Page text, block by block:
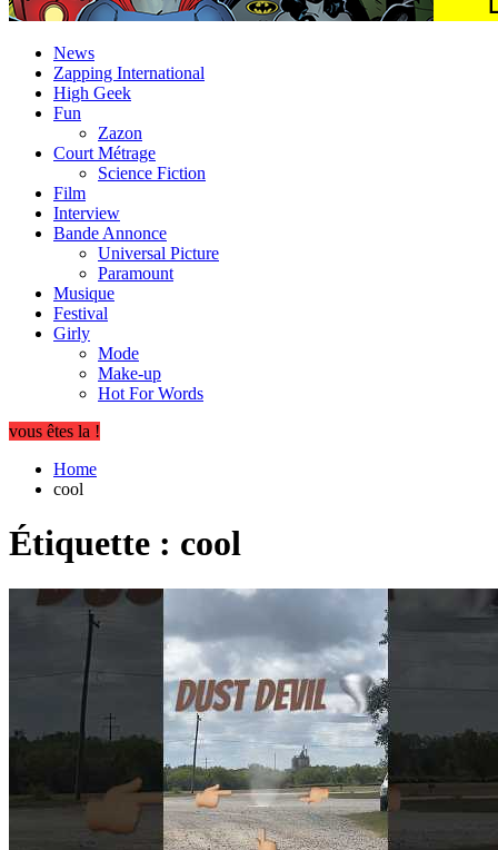
News
Zapping International
High Geek
Fun
Zazon
Court Métrage
Science Fiction
Film
Interview
Bande Annonce
Universal Picture
Paramount
Musique
Festival
Girly
Mode
Make-up
Hot For Words
vous êtes la !
Home
cool
Étiquette : cool